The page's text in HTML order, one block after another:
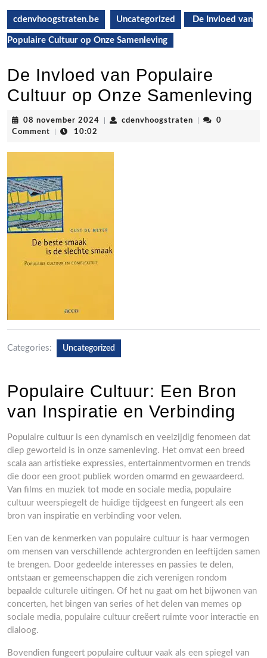
cdenvhoogstraten.be Uncategorized De Invloed van
Populaire Cultuur op Onze Samenleving
De Invloed van Populaire
Cultuur op Onze Samenleving
08 november 2024 08
cdenvhoogstraten cdenvhoogstraten
0
Comment
10:02
Categories: Uncategorized
Populaire Cultuur: Een Bron
van Inspiratie en Verbinding
Populaire cultuur is een dynamisch en veelzijdig fenomeen dat
diep geworteld is in onze samenleving. Het omvat een breed
scala aan artistieke expressies, entertainmentvormen en trends
die door een groot publiek worden omarmd en gewaardeerd.
Van films en muziek tot mode en sociale media, populaire
cultuur weerspiegelt de huidige tijdgeest en fungeert als een
bron van inspiratie en verbinding voor velen.
Een van de kenmerken van populaire cultuur is haar vermogen
om mensen van verschillende achtergronden en leeftijden samen
te brengen. Door gedeelde interesses en passies te delen,
ontstaan er gemeenschappen die zich verenigen rondom
bepaalde culturele uitingen. Of het nu gaat om het bijwonen van
concerten, het bingen van series of het delen van memes op
sociale media, populaire cultuur creëert ruimte voor interactie en
dialoog.
Bovendien fungeert populaire cultuur vaak als een spiegel van